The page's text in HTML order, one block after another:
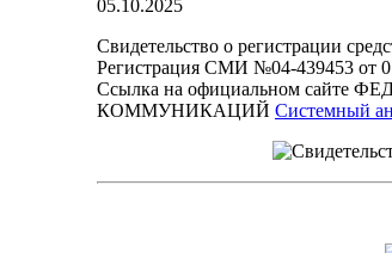
05.10.2025
Свидетельство о регистрации
Регистрация СМИ №04-439453 от
Ссылка на официальном
КОММУНИКАЦИЙ Системный